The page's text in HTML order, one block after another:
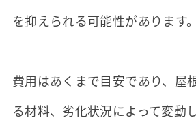
を抑えられる可能性があります。
費用はあくまで目安であり、屋
る材料、劣化状況によって変動し